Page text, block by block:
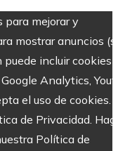
mejorar y
mostrar anuncios
incluir cookies
Analytics,
el uso de cookies.
de Privacidad.
Política de